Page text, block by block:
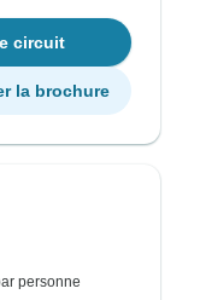
circuit
la brochure
personne